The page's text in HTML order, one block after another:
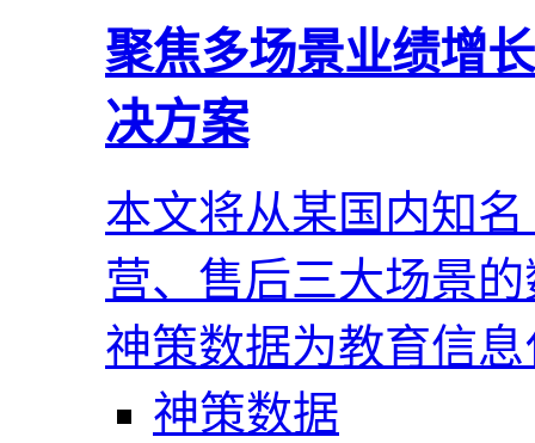
聚焦多场景业绩增
决方案
本文将从某国内知
营、售后三大场景
神策数据为教育信
神策数据